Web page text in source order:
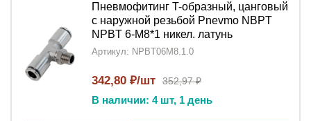
Пневмофитинг T-образный, цанговый
с наружной резьбой Pnevmo NBPT
NPBT 6-M8*1 никел. латунь
Артикул: NPBT06M8.1.0
342,80 ₽/шт 352,97 ₽
В наличии: 4 шт, 1 день